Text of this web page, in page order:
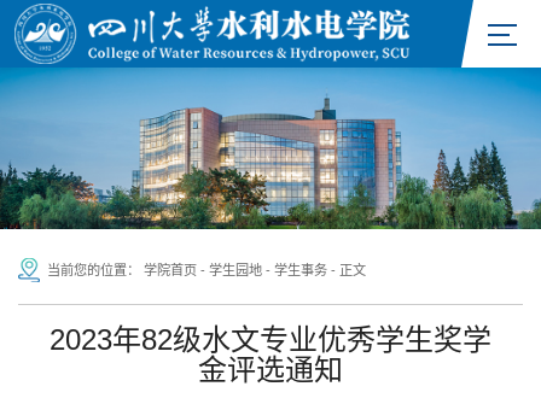
当前您的位置： 学院首页 - 学生园地 - 学生事务 - 正文
2023年82级水文专业优秀学生奖学
金评选通知